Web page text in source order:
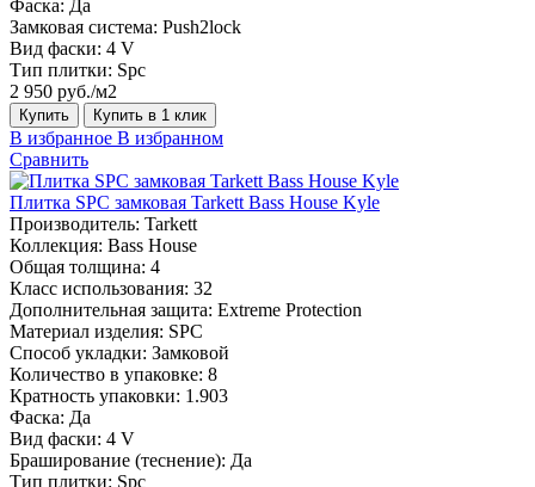
Фаска: Да
Замковая система: Push2lock
Вид фаски: 4 V
Тип плитки: Spc
2 950 руб./м2
Купить Купить в 1 клик
В избранное В избранном
Сравнить
Плитка SPC замковая Tarkett Bass House Kyle
Производитель: Tarkett
Коллекция: Bass House
Общая толщина: 4
Класс использования: 32
Дополнительная защита: Extreme Protection
Материал изделия: SPC
Способ укладки: Замковой
Количество в упаковке: 8
Кратность упаковки: 1.903
Фаска: Да
Вид фаски: 4 V
Браширование (теснение): Да
Тип плитки: Spc